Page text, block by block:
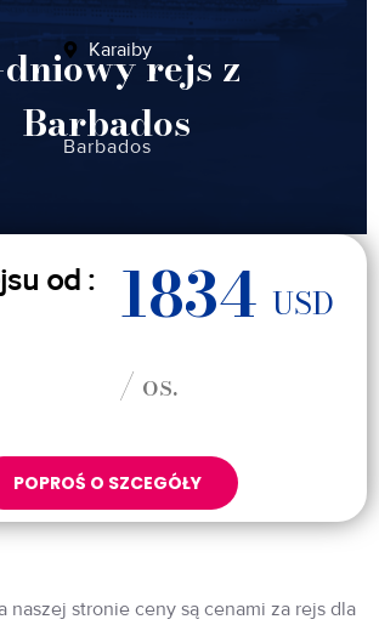
Karaibyrejs z
Barbados
Barbados
od : 1834 USD
/ os.
POPROŚ O SZCEGÓŁY
naszej stronie ceny są cenami za rejs dla